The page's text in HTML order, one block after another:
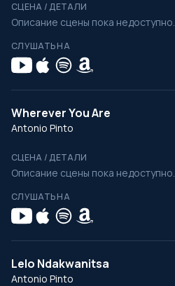
СЦЕНА / ДЕТАЛИ
Описание сцены пока недоступно.
СЛУШАТЬ НА
Wherever You Are
Antonio Pinto
СЦЕНА / ДЕТАЛИ
Описание сцены пока недоступно.
СЛУШАТЬ НА
Lelo Ndakwanitsa
Antonio Pinto